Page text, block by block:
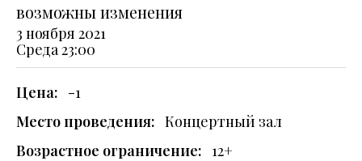
возможны изменения
3 ноября 2021
Среда23:00
Цена: -1
Место проведения: Концертный зал
Возрастное ограничение: 12+